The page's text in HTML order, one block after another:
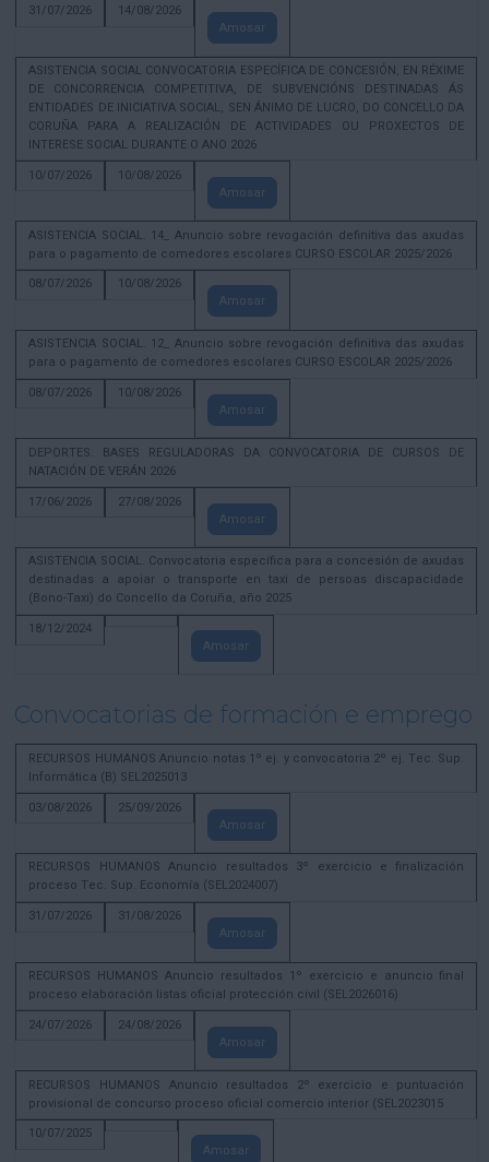
31/07/2026
14/08/2026
Amosar
ASISTENCIA SOCIAL CONVOCATORIA ESPECÍFICA DE CONCESIÓN, EN RÉXIME
DE CONCORRENCIA COMPETITIVA, DE SUBVENCIÓNS DESTINADAS ÁS
ENTIDADES DE INICIATIVA SOCIAL, SEN ÁNIMO DE LUCRO, DO CONCELLO DA
CORUÑA PARA A REALIZACIÓN DE ACTIVIDADES OU PROXECTOS DE
INTERESE SOCIAL DURANTE O ANO 2026
10/07/2026
10/08/2026
Amosar
ASISTENCIA SOCIAL. 14_ Anuncio sobre revogación definitiva das axudas
para o pagamento de comedores escolares CURSO ESCOLAR 2025/2026
08/07/2026
10/08/2026
Amosar
ASISTENCIA SOCIAL. 12_ Anuncio sobre revogación definitiva das axudas
para o pagamento de comedores escolares CURSO ESCOLAR 2025/2026
08/07/2026
10/08/2026
Amosar
DEPORTES. BASES REGULADORAS DA CONVOCATORIA DE CURSOS DE
NATACIÓN DE VERÁN 2026
17/06/2026
27/08/2026
Amosar
ASISTENCIA SOCIAL. Convocatoria específica para a concesión de axudas
destinadas a apoiar o transporte en taxi de persoas discapacidade
(Bono-Taxi) do Concello da Coruña, año 2025
18/12/2024
Amosar
Convocatorias de formación e emprego
RECURSOS HUMANOS Anuncio notas 1º ej. y convocatoria 2º ej. Tec. Sup.
Informática (B) SEL2025013
03/08/2026
25/09/2026
Amosar
RECURSOS HUMANOS Anuncio resultados 3º exercicio e finalización
proceso Tec. Sup. Economía (SEL2024007)
31/07/2026
31/08/2026
Amosar
RECURSOS HUMANOS Anuncio resultados 1º exercicio e anuncio final
proceso elaboración listas oficial protección civil (SEL2026016)
24/07/2026
24/08/2026
Amosar
RECURSOS HUMANOS Anuncio resultados 2º exercicio e puntuación
provisional de concurso proceso oficial comercio interior (SEL2023015
10/07/2025
Amosar